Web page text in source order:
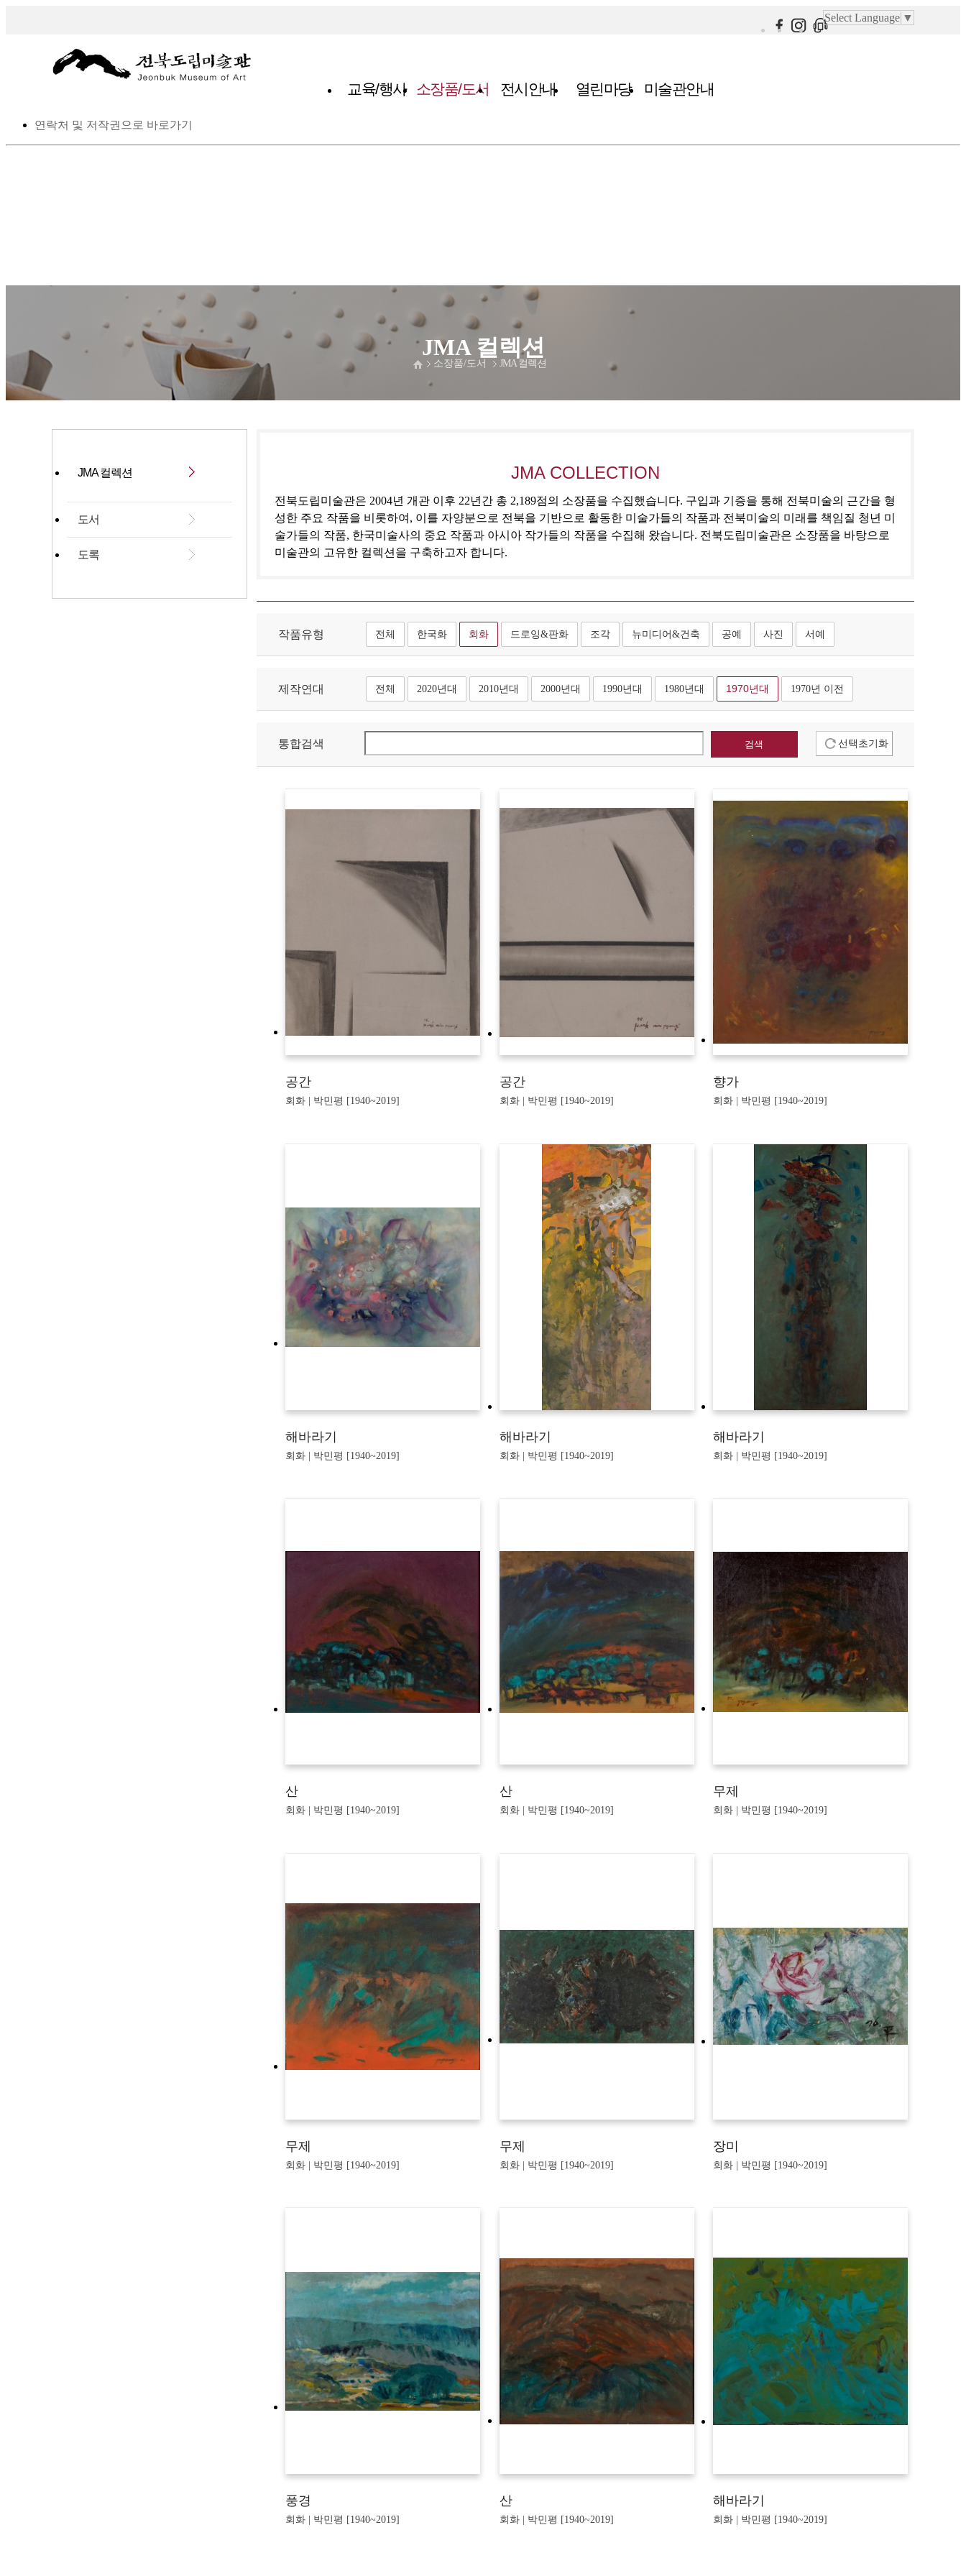
스킵 네비게이션
본문으로 바로가기
연락처 및 저작권으로 바로가기
Select Language ▼
교육/행사 소장품/도서 전시안내 열린마당 미술관안내
JMA 컬렉션
소장품/도서 JMA 컬렉션
JMA 컬렉션
도서
도록
JMA COLLECTION
전북도립미술관은 2004년 개관 이후 22년간 총 2,189점의 소장품을 수집했습니다. 구입과 기증을 통해 전북미술의 근간을 형
성한 주요 작품을 비롯하여, 이를 자양분으로 전북을 기반으로 활동한 미술가들의 작품과 전북미술의 미래를 책임질 청년 미
술가들의 작품, 한국미술사의 중요 작품과 아시아 작가들의 작품을 수집해 왔습니다. 전북도립미술관은 소장품을 바탕으로
미술관의 고유한 컬렉션을 구축하고자 합니다.
작품유형 전체 한국화 회화 드로잉&판화 조각 뉴미디어&건축 공예 사진 서예
제작연대 전체 2020년대 2010년대 2000년대 1990년대 1980년대 1970년대 1970년 이전
통합검색 선택초기화
공간
회화 | 박민평 [1940~2019]
공간
회화 | 박민평 [1940~2019]
향가
회화 | 박민평 [1940~2019]
해바라기
회화 | 박민평 [1940~2019]
해바라기
회화 | 박민평 [1940~2019]
해바라기
회화 | 박민평 [1940~2019]
산
회화 | 박민평 [1940~2019]
산
회화 | 박민평 [1940~2019]
무제
회화 | 박민평 [1940~2019]
무제
회화 | 박민평 [1940~2019]
무제
회화 | 박민평 [1940~2019]
장미
회화 | 박민평 [1940~2019]
풍경
회화 | 박민평 [1940~2019]
산
회화 | 박민평 [1940~2019]
해바라기
회화 | 박민평 [1940~2019]